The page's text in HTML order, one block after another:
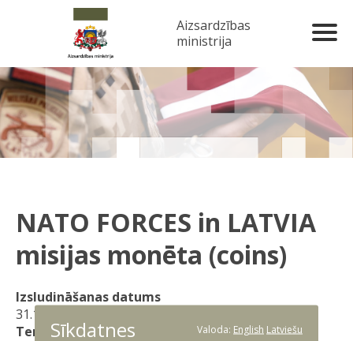
Aizsardzības
ministrija
NATO FORCES in LATVIA
misijas monēta (coins)
Izsludināšanas datums
31.10.2024
Termiņa beigu datums
Sīkdatnes Valoda: English Latviešu